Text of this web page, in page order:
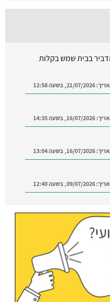
בבית שמש בקלות
21/07/2026, בשעה 12:58
16/07/2026, בשעה 14:35
16/07/2026, בשעה 13:04
09/07/2026, בשעה 12:40
21/07/2026, בשעה 12:58